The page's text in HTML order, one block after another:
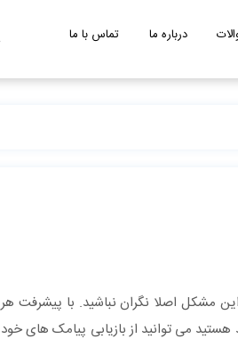
درباره ما تماس با ما
مشکل اصلا نگران نباشید. با پیشرفت هر
می توانید از بازیابی پیامک های خود